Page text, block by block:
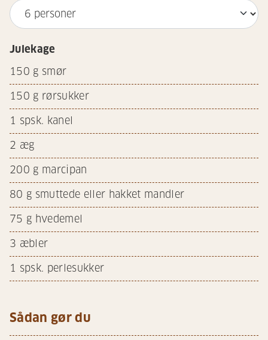
Julekage
150 g smør
150 g rørsukker
1 spsk. kanel
2 æg
200 g marcipan
80 g smuttede eller hakket mandler
75 g hvedemel
3 æbler
1 spsk. perlesukker
Sådan gør du